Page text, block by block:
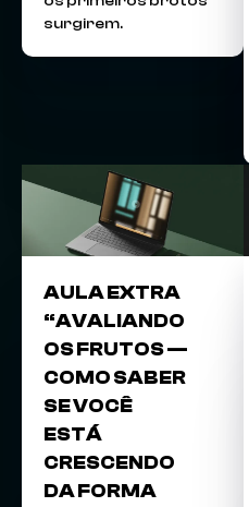
surgirem.
AULA EXTRA
“AVALIANDO
OS FRUTOS —
COMO SABER
SE VOCÊ
ESTÁ
CRESCENDO
DA FORMA